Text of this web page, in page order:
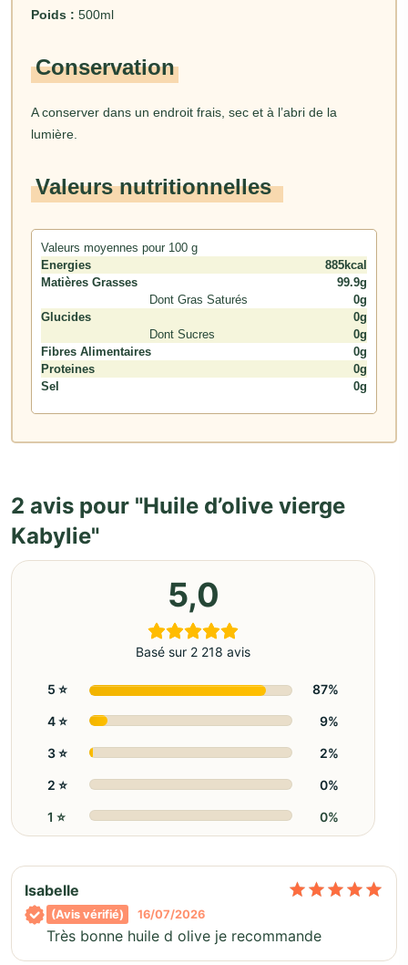
Poids : 500ml
Conservation
A conserver dans un endroit frais, sec et à l’abri de la
lumière.
Valeurs nutritionnelles
Valeurs moyennes pour 100 g
Energies
885kcal
Matières Grasses
99.9g
Dont Gras Saturés
0g
Glucides
0g
Dont Sucres
0g
Fibres Alimentaires
0g
Proteines
0g
Sel
0g
2 avis pour Huile d’olive vierge
Kabylie
5,0
Basé sur 2 218 avis
5 ⭐️ 87%
4 ⭐️ 9%
3 ⭐️ 2%
2 ⭐️ 0%
1 ⭐️ 0%
Isabelle
(Avis vérifié) 16/07/2026
Très bonne huile d olive je recommande